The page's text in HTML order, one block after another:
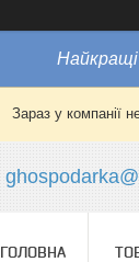
Зараз у компанії
ГОЛОВНА